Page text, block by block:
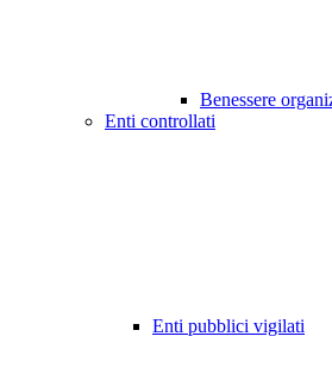
Benessere
Enti controllati
Enti pubblici vigilati